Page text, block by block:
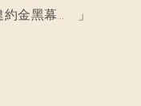
周鶴年20億韓元違約金黑幕？ 明日花綺羅酒吧內幕曝光！ 」